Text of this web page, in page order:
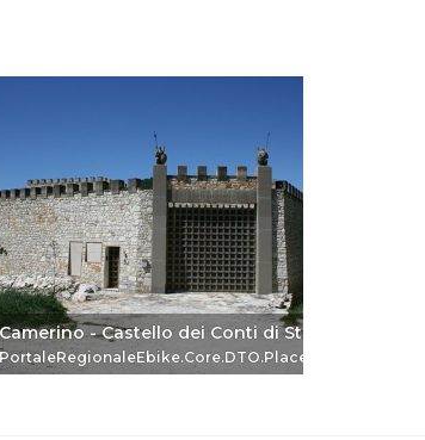
Camerino - Castello dei Conti di Statte
PortaleRegionaleEbike.Core.DTO.PlaceReferenceDTO